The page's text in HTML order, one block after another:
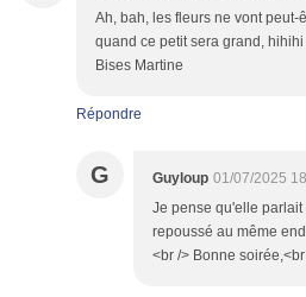
Ah, bah, les fleurs ne vont peut-
quand ce petit sera grand,
Bises Martine
Répondre
G Guyloup 01/07/2025
Je pense qu'elle
repoussé au même
<br /> Bonne